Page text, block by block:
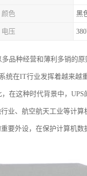
颜色 黑
电压
品种经营和薄利多销的原
统在IT行业发挥着越来越
在这种时代背景中，
业、航空航天工业等计
要外设，在保护计算机